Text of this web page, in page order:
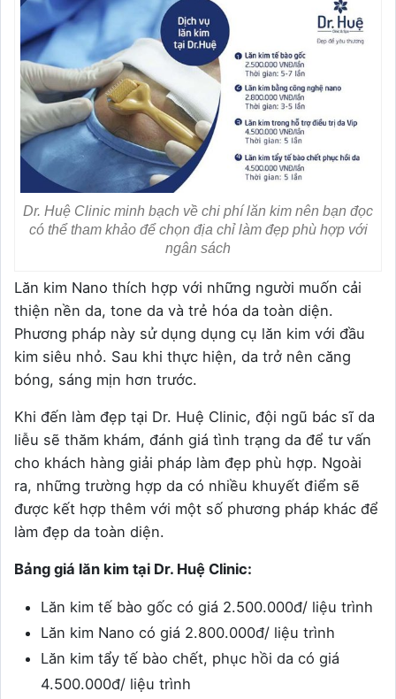
Dr. Huệ Clinic minh bạch về chi phí lăn kim nên bạn đọc
có thể tham khảo để chọn địa chỉ làm đẹp phù hợp với
ngân sách
Lăn kim Nano thích hợp với những người muốn cải
thiện nền da, tone da và trẻ hóa da toàn diện.
Phương pháp này sử dụng dụng cụ lăn kim với đầu
kim siêu nhỏ. Sau khi thực hiện, da trở nên căng
bóng, sáng mịn hơn trước.
Khi đến làm đẹp tại Dr. Huệ Clinic, đội ngũ bác sĩ da
liễu sẽ thăm khám, đánh giá tình trạng da để tư vấn
cho khách hàng giải pháp làm đẹp phù hợp. Ngoài
ra, những trường hợp da có nhiều khuyết điểm sẽ
được kết hợp thêm với một số phương pháp khác để
làm đẹp da toàn diện.
Bảng giá lăn kim tại Dr. Huệ Clinic:
Lăn kim tế bào gốc có giá 2.500.000đ/ liệu trình
Lăn kim Nano có giá 2.800.000đ/ liệu trình
Lăn kim tẩy tế bào chết, phục hồi da có giá
4.500.000đ/ liệu trình